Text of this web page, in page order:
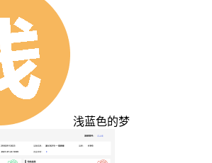
浅蓝色的梦